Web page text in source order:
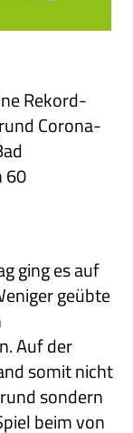
Rekord-
Corona-
60
ging es auf
geübte
Auf der
somit nicht
sondern
beim von